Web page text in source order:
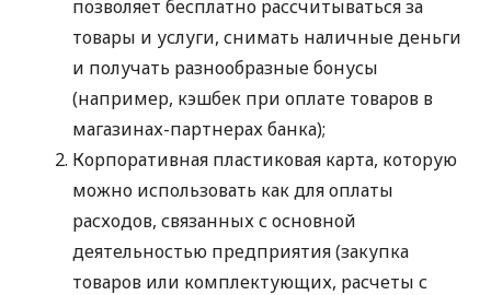
позволяет бесплатно рассчитываться за
товары и услуги, снимать наличные деньги
и получать разнообразные бонусы
(например, кэшбек при оплате товаров в
магазинах-партнерах банка);
Корпоративная пластиковая карта, которую
можно использовать как для оплаты
расходов, связанных с основной
деятельностью предприятия (закупка
товаров или комплектующих, расчеты с